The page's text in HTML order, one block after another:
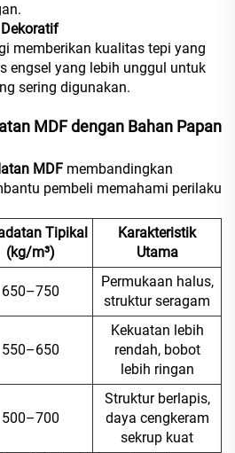
memberikan kualitas tepi yang
engsel yang lebih unggul untuk
sering digunakan.
MDF dengan Bahan Papan
MDF membandingkan
pembeli memahami perilaku
Tipikal
(kg/m³)
Karakteristik
Utama
650–750
Permukaan halus,
struktur seragam
550–650
Kekuatan lebih
rendah, bobot
lebih ringan
500–700
Struktur berlapis,
daya cengkeram
sekrup kuat